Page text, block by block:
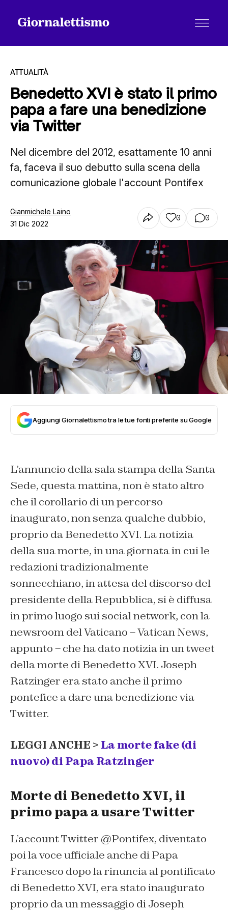
Tutti gli articoli
Chi siamo
ATTUALITÀ
Benedetto XVI è stato il primo
papa a fare una benedizione
via Twitter
Nel dicembre del 2012, esattamente 10 anni
fa, faceva il suo debutto sulla scena della
comunicazione globale l'account Pontifex
Gianmichele Laino
31 Dic 2022
0 0
Aggiungi Giornalettismo tra le tue fonti preferite su Google
L’annuncio della sala stampa della Santa
Sede, questa mattina, non è stato altro
che il corollario di un percorso
inaugurato, non senza qualche dubbio,
proprio da Benedetto XVI. La notizia
della sua morte, in una giornata in cui le
redazioni tradizionalmente
sonnecchiano, in attesa del discorso del
presidente della Repubblica, si è diffusa
in primo luogo sui social network, con la
newsroom del Vaticano – Vatican News,
appunto – che ha dato notizia in un tweet
della morte di Benedetto XVI. Joseph
Ratzinger era stato anche il primo
pontefice a dare una benedizione via
Twitter.
LEGGI ANCHE > La morte fake (di
nuovo) di Papa Ratzinger
Morte di Benedetto XVI, il
primo papa a usare Twitter
L’account Twitter @Pontifex, diventato
poi la voce ufficiale anche di Papa
Francesco dopo la rinuncia al pontificato
di Benedetto XVI, era stato inaugurato
proprio da un messaggio di Joseph